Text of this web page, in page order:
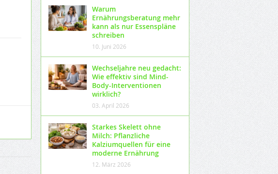
Warum
Ernährungsberatung mehr
kann als nur Essenspläne
schreiben
10. Juni 2026
Wechseljahre neu gedacht:
Wie effektiv sind Mind-
Body-Interventionen
wirklich?
03. April 2026
Starkes Skelett ohne
Milch: Pflanzliche
Kalziumquellen für eine
moderne Ernährung
12. März 2026